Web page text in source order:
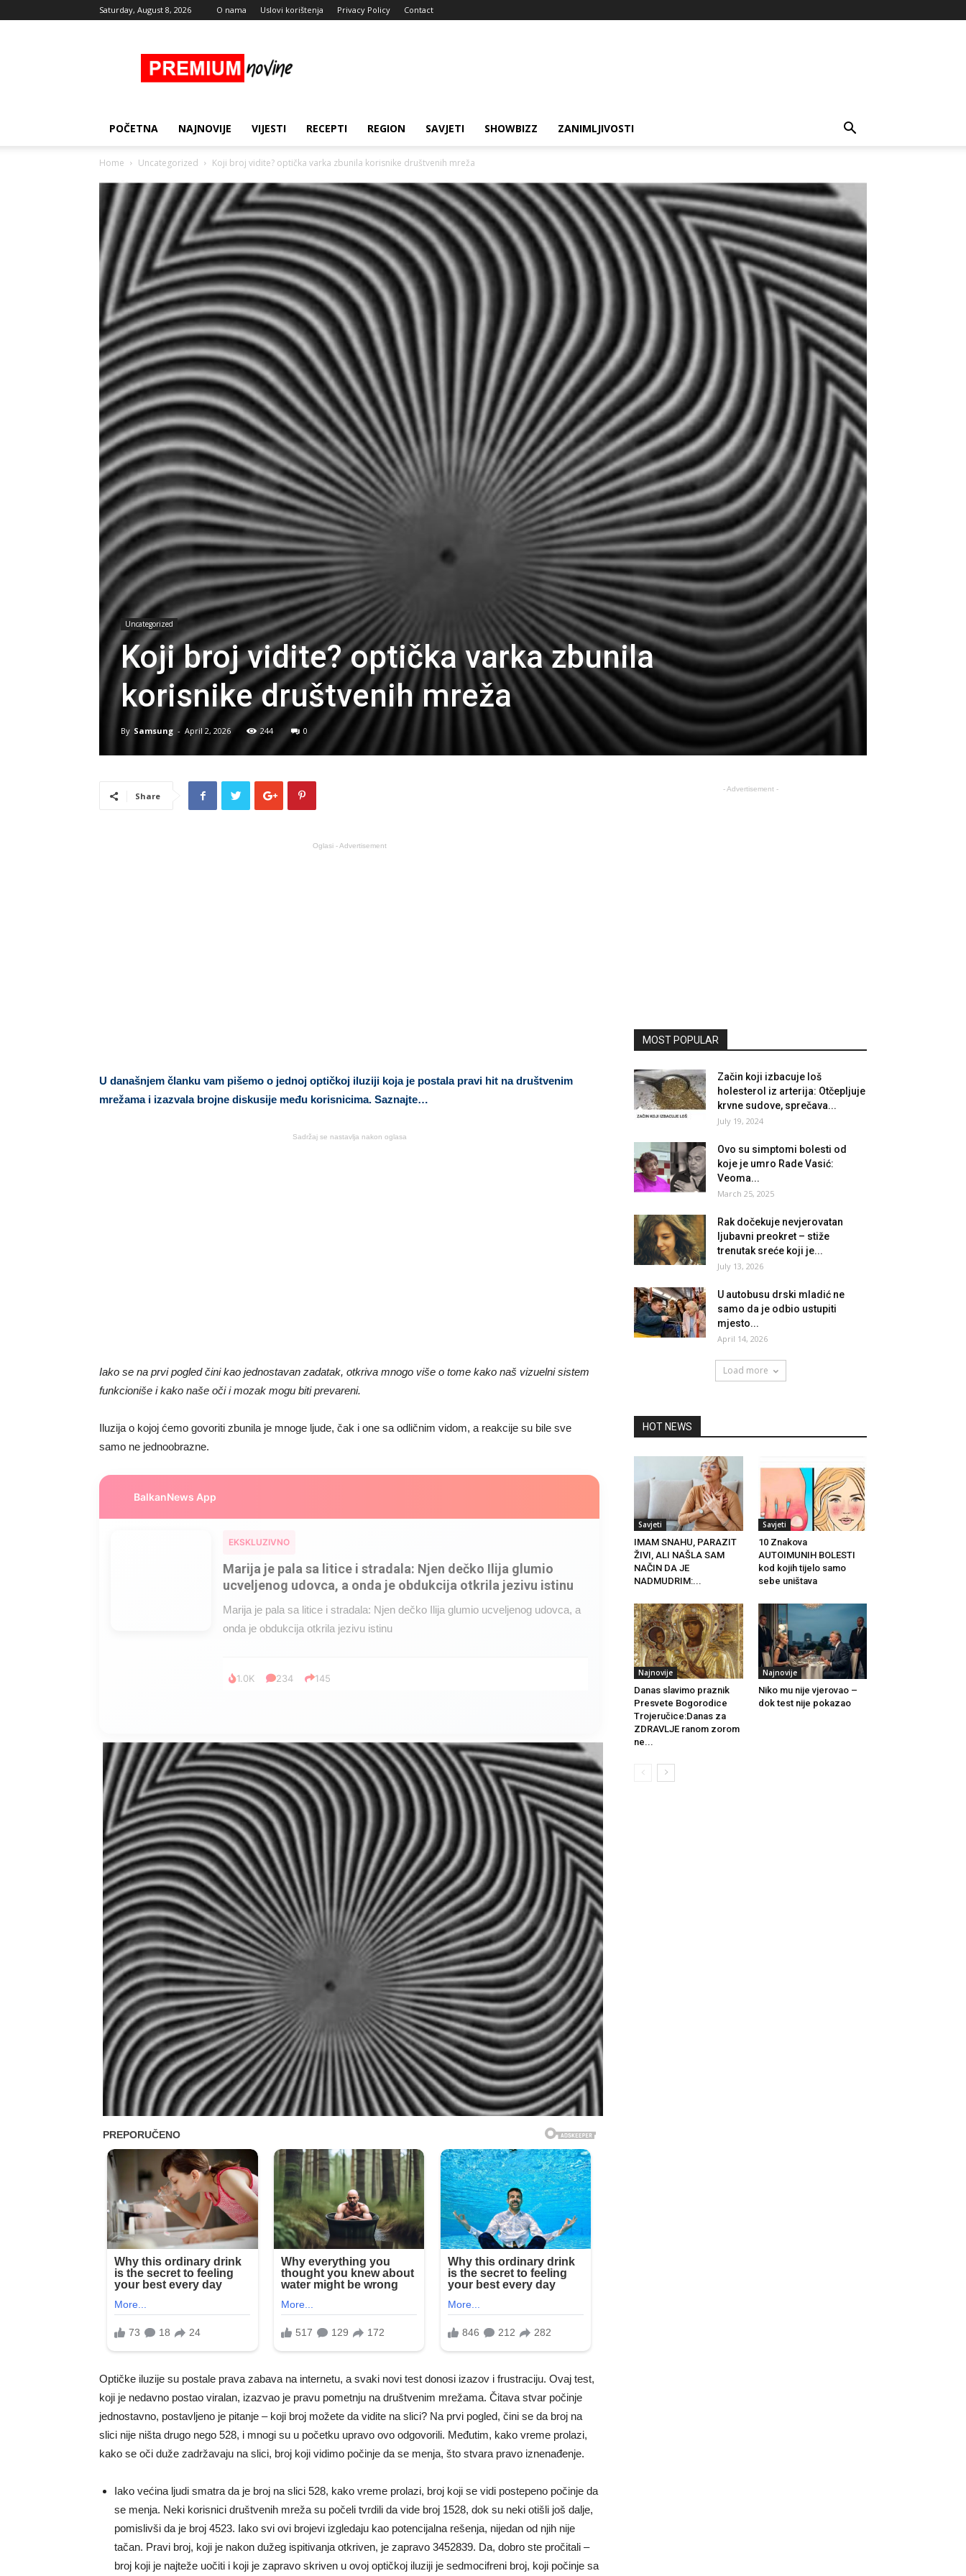
Saturday, August 8, 2026 O nama Uslovi korištenja Privacy Policy Contact
Novine
POČETNA NAJNOVIJE VIJESTI RECEPTI REGION SAVJETI SHOWBIZZ ZANIMLJIVOSTI
Home Uncategorized Koji broj vidite? optička varka zbunila korisnike društvenih mreža
Uncategorized
Koji broj vidite? optička varka zbunila
korisnike društvenih mreža
By Samsung - April 2, 2026 244 0
Share
Oglasi - Advertisement
U današnjem članku vam pišemo o jednoj optičkoj iluziji koja je postala pravi hit na društvenim
mrežama i izazvala brojne diskusije među korisnicima. Saznajte…
Sadržaj se nastavlja nakon oglasa
Iako se na prvi pogled čini kao jednostavan zadatak, otkriva mnogo više o tome kako naš vizuelni sistem
funkcioniše i kako naše oči i mozak mogu biti prevareni.
Iluzija o kojoj ćemo govoriti zbunila je mnoge ljude, čak i one sa odličnim vidom, a reakcije su bile sve
samo ne jednoobrazne.
BalkanNews App
EKSKLUZIVNO
Marija je pala sa litice i stradala: Njen dečko Ilija glumio
ucveljenog udovca, a onda je obdukcija otkrila jezivu istinu
Marija je pala sa litice i stradala: Njen dečko Ilija glumio ucveljenog udovca, a
onda je obdukcija otkrila jezivu istinu
1.0K 234 145
Optičke iluzije su postale prava zabava na internetu, a svaki novi test donosi izazov i frustraciju. Ovaj test,
koji je nedavno postao viralan, izazvao je pravu pometnju na društvenim mrežama. Čitava stvar počinje
jednostavno, postavljeno je pitanje – koji broj možete da vidite na slici? Na prvi pogled, čini se da broj na
slici nije ništa drugo nego 528, i mnogi su u početku upravo ovo odgovorili. Međutim, kako vreme prolazi,
kako se oči duže zadržavaju na slici, broj koji vidimo počinje da se menja, što stvara pravo iznenađenje.
Iako većina ljudi smatra da je broj na slici 528, kako vreme prolazi, broj koji se vidi postepeno počinje da
se menja. Neki korisnici društvenih mreža su počeli tvrdili da vide broj 1528, dok su neki otišli još dalje,
pomislivši da je broj 4523. Iako svi ovi brojevi izgledaju kao potencijalna rešenja, nijedan od njih nije
tačan. Pravi broj, koji je nakon dužeg ispitivanja otkriven, je zapravo 3452839. Da, dobro ste pročitali –
broj koji je najteže uočiti i koji je zapravo skriven u ovoj optičkoj iluziji je sedmocifreni broj, koji počinje sa
- Advertisement -
MOST POPULAR
Začin koji izbacuje loš
holesterol iz arterija: Otčepljuje
krvne sudove, sprečava...
July 19, 2024
Ovo su simptomi bolesti od
koje je umro Rade Vasić:
Veoma...
March 25, 2025
Rak dočekuje nevjerovatan
ljubavni preokret – stiže
trenutak sreće koji je...
July 13, 2026
U autobusu drski mladić ne
samo da je odbio ustupiti
mjesto...
April 14, 2026
Load more
HOT NEWS
Savjeti
IMAM SNAHU, PARAZIT
ŽIVI, ALI NAŠLA SAM
NAČIN DA JE
NADMUDRIM:...
Savjeti
10 Znakova
AUTOIMUNIH BOLESTI
kod kojih tijelo samo
sebe uništava
Najnovije
Danas slavimo praznik
Presvete Bogorodice
Trojeručice:Danas za
ZDRAVLJE ranom zorom
ne...
Najnovije
Niko mu nije vjerovao –
dok test nije pokazao